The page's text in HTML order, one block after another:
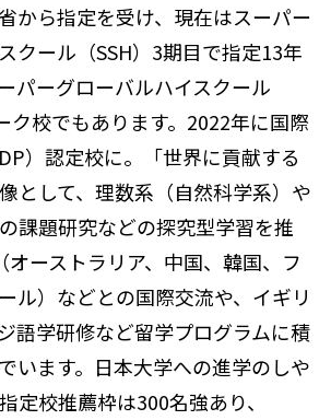
省から指定を受け、現在はスーパー
クール（SSH）3期目で指定13年
パーグローバルハイスクール
ク校でもあります。2022年に国際
）認定校に。「世界に貢献する
として、理数系（自然科学系）や
課題研究などの探究型学習を推
ーストラリア、中国、韓国、フ
ル）などとの国際交流や、イギリ
語学研修など留学プログラムに積
います。日本大学への進学のしや
定校推薦枠は300名強あり、